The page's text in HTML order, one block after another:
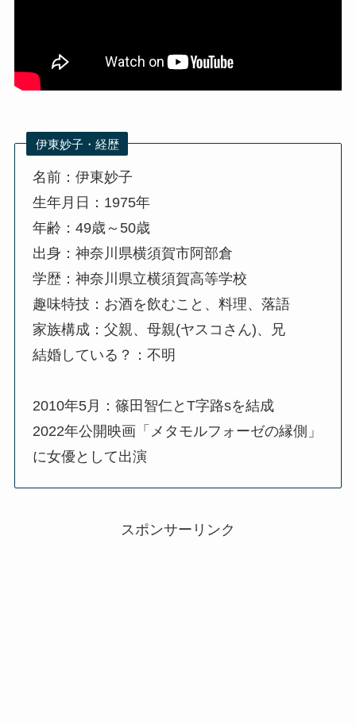
伊東妙子・経歴
名前：伊東妙子
生年月日：1975年
年齢：49歳～50歳
出身：神奈川県横須賀市阿部倉
学歴：神奈川県立横須賀高等学校
趣味特技：お酒を飲むこと、料理、落語
家族構成：父親、母親(ヤスコさん)、兄
結婚している？：不明
2010年5月：篠田智仁とT字路sを結成
2022年公開映画「メタモルフォーゼの縁側」
に女優として出演
スポンサーリンク